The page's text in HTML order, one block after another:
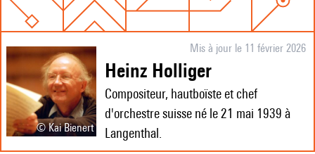
© Kai Bienert
Mis à jour le 11 février 2026
Heinz Holliger
Compositeur, hautboïste et chef
d'orchestre suisse né le 21 mai 1939 à
Langenthal.